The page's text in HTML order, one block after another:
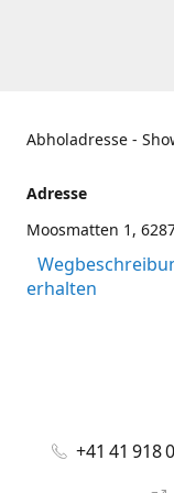
Abholadresse -
Adresse
Moosmatten 1,
erhalten
+41 41 918